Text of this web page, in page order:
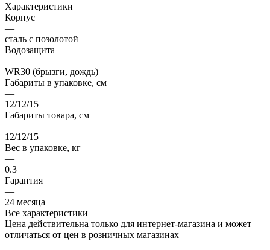
Характеристики
Корпус
—
сталь с позолотой
Водозащита
—
WR30 (брызги, дождь)
Габариты в упаковке, см
—
12/12/15
Габариты товара, см
—
12/12/15
Вес в упаковке, кг
—
0.3
Гарантия
—
24 месяца
Все характеристики
Цена действительна только для интернет-магазина и может
отличаться от цен в розничных магазинах